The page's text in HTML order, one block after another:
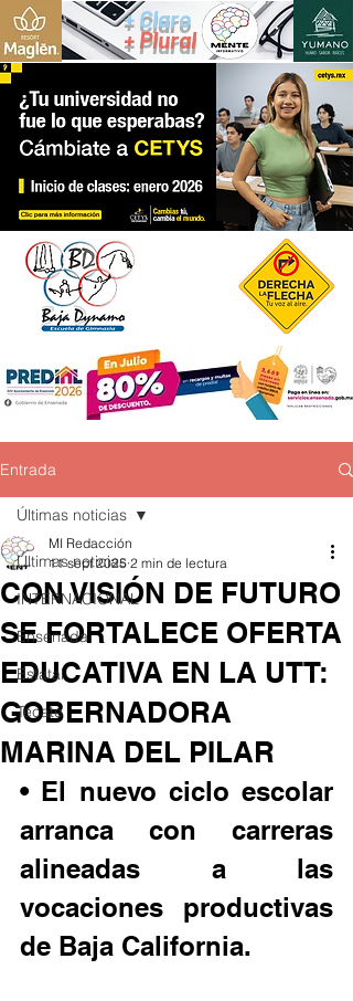
+ Claro
+ Plural
Entrada
Últimas noticias
INTERNACIONAL
Ensenada
Estatal
Tecate
Últimas noticias
CON VISIÓN DE FUTURO
SE FORTALECE OFERTA
EDUCATIVA EN LA UTT:
GOBERNADORA
MARINA DEL PILAR
MI Redacción
11 sept 2025 2 min de lectura
• El nuevo ciclo escolar
arranca con carreras
alineadas a las
vocaciones productivas
de Baja California.